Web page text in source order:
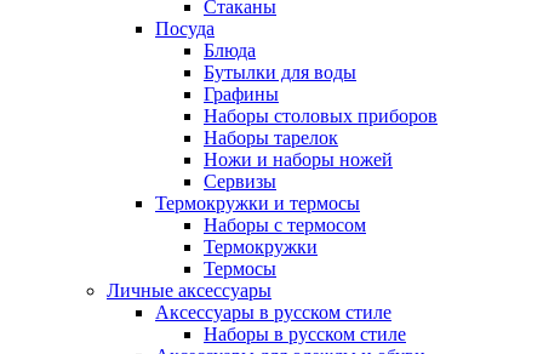
Стаканы
Посуда
Блюда
Бутылки для воды
Графины
Наборы столовых приборов
Наборы тарелок
Ножи и наборы ножей
Сервизы
Термокружки и термосы
Наборы с термосом
Термокружки
Термосы
Личные аксессуары
Аксессуары в русском стиле
Наборы в русском стиле